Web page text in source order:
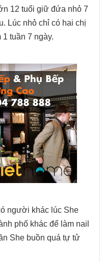
12 tuổi giữ đứa nhỏ 7
Lúc nhỏ chỉ có hai chị
tuần 7 ngày.
người khác lúc She
phố khác để làm nail
She buồn quá tự tử